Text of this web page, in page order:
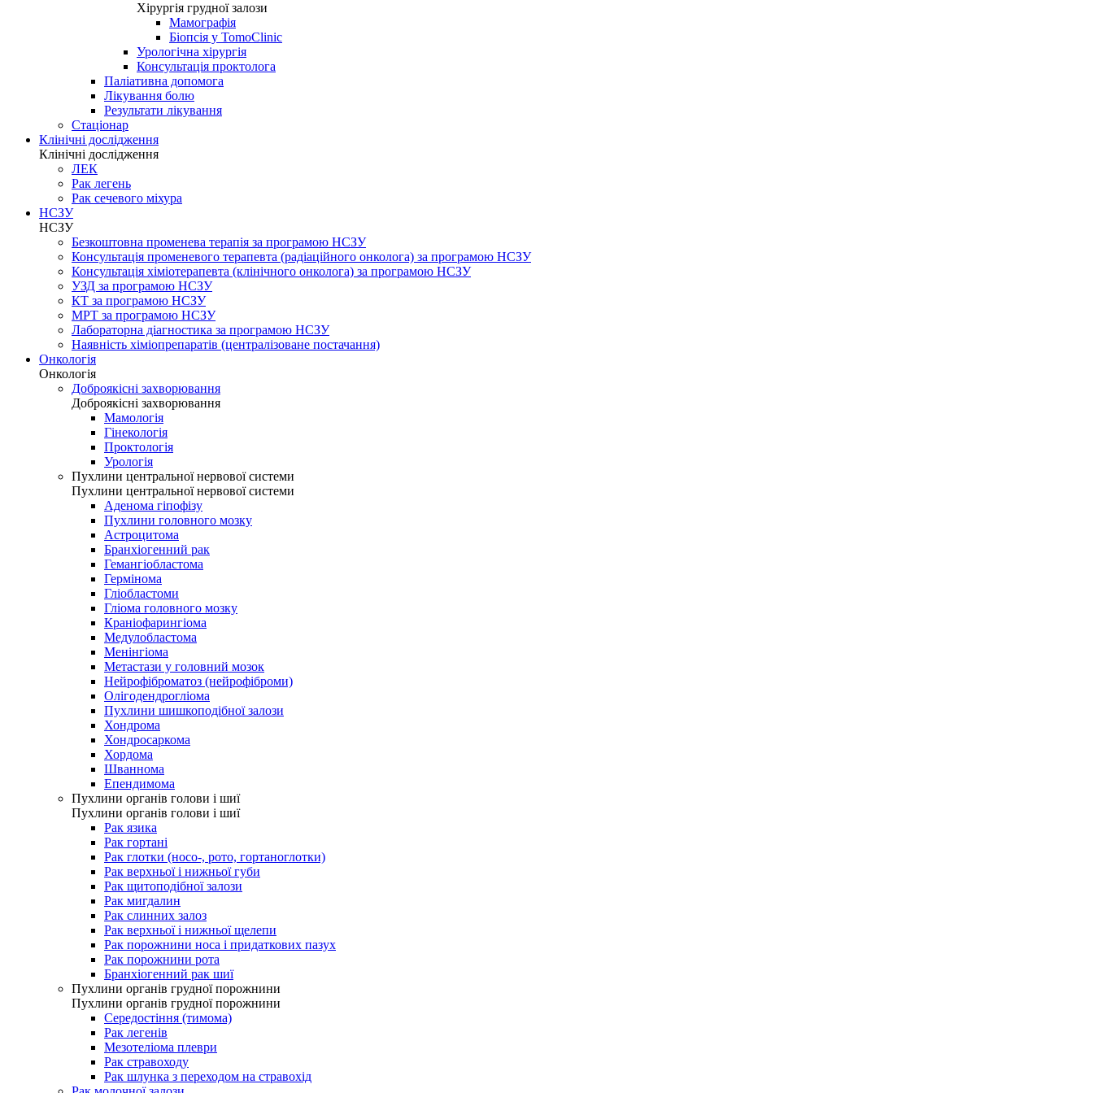
Хірургія грудної залози
Мамографія
Біопсія у TomoClinic
Урологічна хірургія
Консультація проктолога
Паліативна допомога
Лікування болю
Результати лікування
Стаціонар
Клінічні дослідження
Клінічні дослідження
ЛЕК
Рак легень
Рак сечевого міхура
НСЗУ
НСЗУ
Безкоштовна променева терапія за програмою НСЗУ
Консультація променевого терапевта (радіаційного онколога) за програмою НСЗУ
Консультація хіміотерапевта (клінічного онколога) за програмою НСЗУ
УЗД за програмою НСЗУ
КТ за програмою НСЗУ
МРТ за програмою НСЗУ
Лабораторна діагностика за програмою НСЗУ
Наявність хіміопрепаратів (централізоване постачання)
Онкологія
Онкологія
Доброякісні захворювання
Доброякісні захворювання
Мамологія
Гінекологія
Проктологія
Урологія
Пухлини центральної нервової системи
Пухлини центральної нервової системи
Аденома гіпофізу
Пухлини головного мозку
Астроцитома
Бранхіогенний рак
Гемангіобластома
Гермінома
Гліобластоми
Гліома головного мозку
Краніофарингіома
Медулобластома
Менінгіома
Метастази у головний мозок
Нейрофіброматоз (нейрофіброми)
Олігодендрогліома
Пухлини шишкоподібної залози
Хондрома
Хондросаркома
Хордома
Шваннома
Епендимома
Пухлини органів голови і шиї
Пухлини органів голови і шиї
Рак язика
Рак гортані
Рак глотки (носо-, рото, гортаноглотки)
Рак верхньої і нижньої губи
Рак щитоподібної залози
Рак мигдалин
Рак слинних залоз
Рак верхньої і нижньої щелепи
Рак порожнини носа і придаткових пазух
Рак порожнини рота
Бранхіогенний рак шиї
Пухлини органів грудної порожнини
Пухлини органів грудної порожнини
Середостіння (тимома)
Рак легенів
Мезотеліома плеври
Рак стравоходу
Рак шлунка з переходом на стравохід